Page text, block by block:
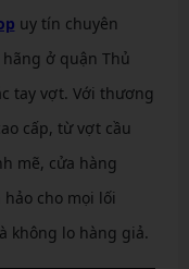
uy tín chuyên
ở quận Thủ
tay vợt. Với thương
cấp, từ vợt cầu
mẽ, cửa hàng
cho mọi lối
không lo hàng giả.